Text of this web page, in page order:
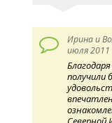
Ирина и
июля 2011
получили